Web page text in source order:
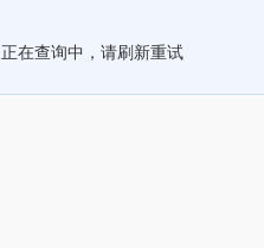
正在查询中，请刷新重试